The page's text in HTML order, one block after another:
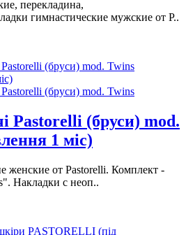
перекладина,
гимнастические мужские от P..
Pastorelli (бруси) mod.
1 міс)
женские от Pastorelli. Комплект -
Накладки c неоп..